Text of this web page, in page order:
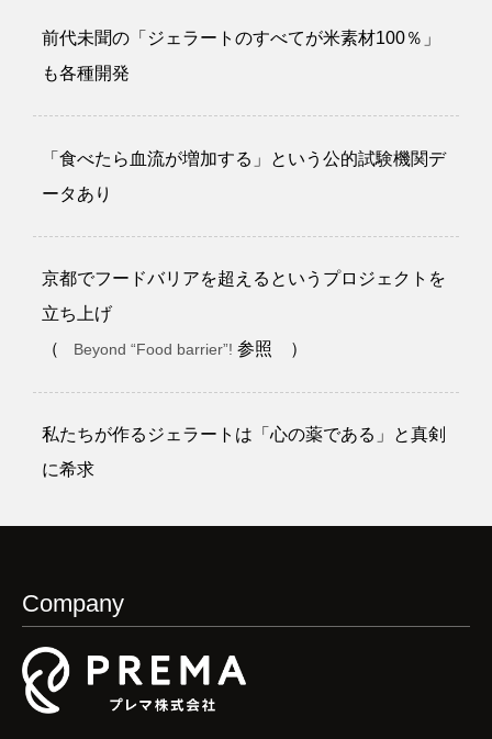
前代未聞の「ジェラートのすべてが米素材100％」
も各種開発
「食べたら血流が増加する」という公的試験機関デ
ータあり
京都でフードバリアを超えるというプロジェクトを
立ち上げ
（
Beyond “Food barrier”!参照 ）
私たちが作るジェラートは「心の薬である」と真剣
に希求
Company